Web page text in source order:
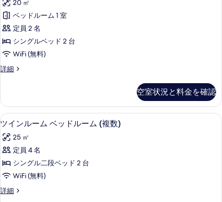
ン
ベ
ッ
ド
1
台
べ
て
の
写
真
を
表
示
ク
イ
ー
ン
ベ
ッ
ド
1
細
ン
ル
ー
ム
す
て
の
写
真
を
表
示
す
20 ㎡
ベッドルーム 1 室
定員 2 名
シングルベッド 2 台
WiFi (無料)
詳細
ツ
ー
ム
の
細
空室状況と料金を確認
ツ
イ
ン
ル
ー
ベ
6
ツインルーム ベッドルーム (複数)
25 ㎡
定員 4 名
シングル二段ベッド 2 台
WiFi (無料)
詳細
ツ